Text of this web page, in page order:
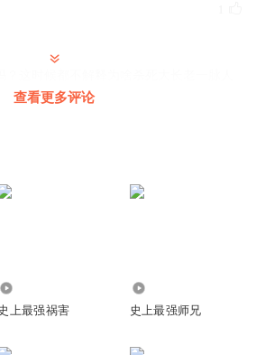
玄灵，玄王，大玄王，玄黄，玄宗，玄
帝
账
查看更多评论
上最强祸害 史上最强师兄